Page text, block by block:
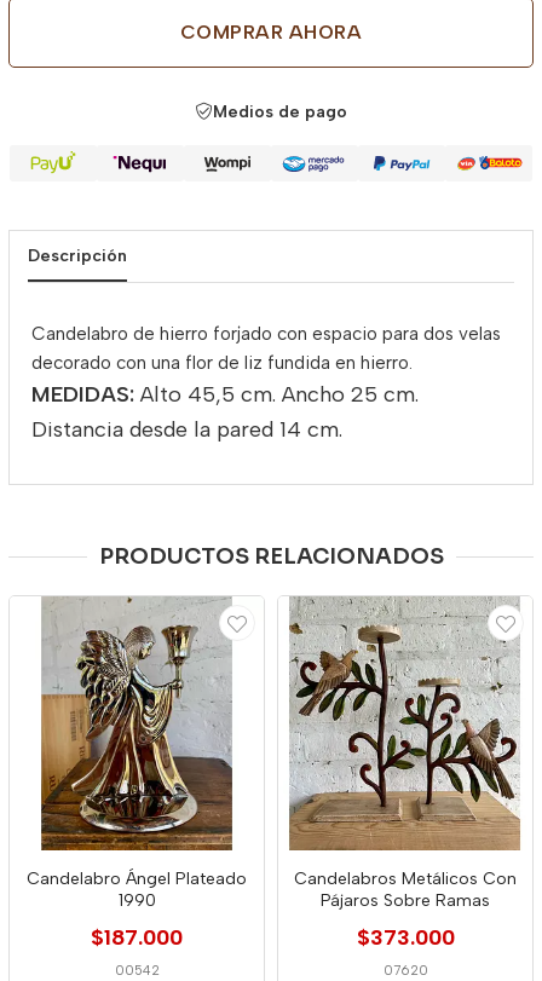
COMPRAR AHORA
Medios de pago
Descripción
Candelabro de hierro forjado con espacio para dos velas
decorado con una flor de liz fundida en hierro.
MEDIDAS: Alto 45,5 cm. Ancho 25 cm.
Distancia desde la pared 14 cm.
PRODUCTOS RELACIONADOS
Candelabro Ángel Plateado
1990
$187.000
00542
Candelabros Metálicos Con
Pájaros Sobre Ramas
$373.000
07620